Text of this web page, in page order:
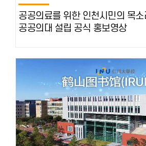
공공의료를 위한 인천시민의 목
공공의대 설립 공식 홍보영상